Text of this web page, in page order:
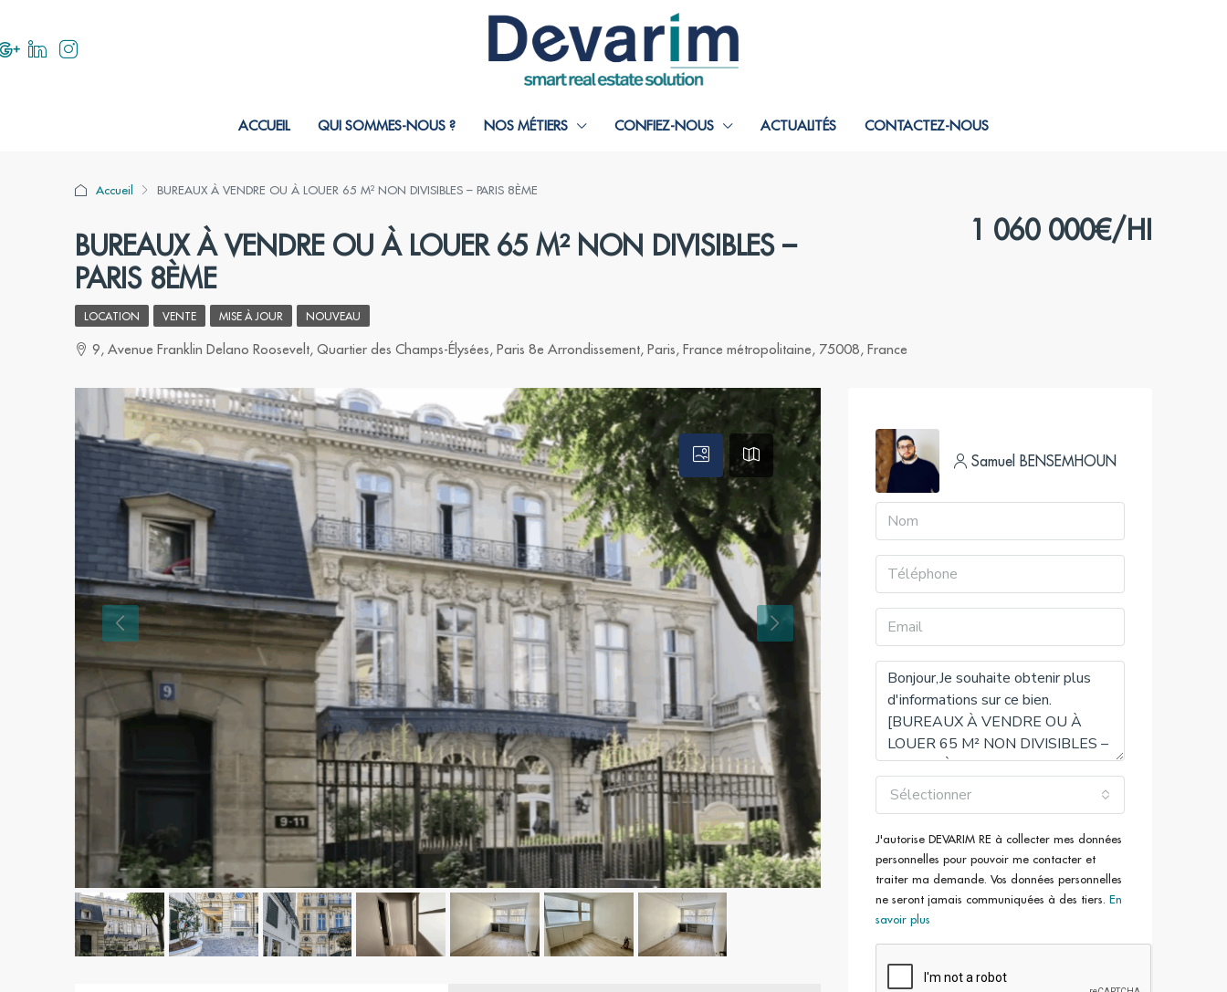
ACCUEIL QUI SOMMES-NOUS ? NOS MÉTIERS CONFIEZ-NOUS ACTUALITÉS CONTACTEZ-NOUS
Accueil BUREAUX À VENDRE OU À LOUER 65 M² NON DIVISIBLES – PARIS 8ÈME
BUREAUX À VENDRE OU À LOUER 65 M² NON DIVISIBLES –
PARIS 8ÈME
1 060 000€/HI
LOCATION VENTE MISE À JOUR NOUVEAU
9, Avenue Franklin Delano Roosevelt, Quartier des Champs-Élysées, Paris 8e Arrondissement, Paris, France métropolitaine, 75008, France
Samuel BENSEMHOUN
Sélectionner
J'autorise DEVARIM RE à collecter mes données
personnelles pour pouvoir me contacter et
traiter ma demande. Vos données personnelles
ne seront jamais communiquées à des tiers. En
savoir plus